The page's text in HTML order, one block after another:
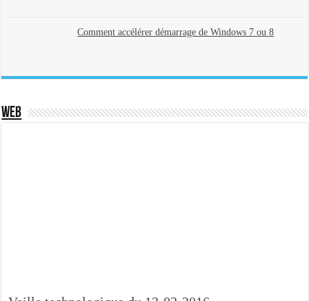
Comment accélérer démarrage de Windows 7 ou 8
Web